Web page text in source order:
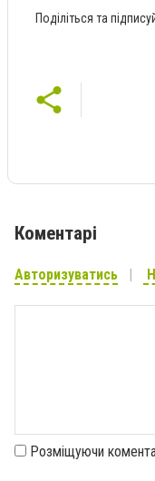
Поділіться та
Коментарі
Авторизуватись
Розміщуючи